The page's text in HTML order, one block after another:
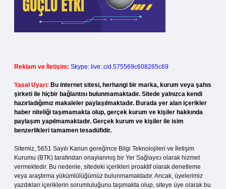
Reklam ve İletişim: Skype: live:.cid.575569c608265c69
Yasal Uyarı: Bu internet sitesi, herhangi bir marka, kurum veya şahıs
şirketi ile hiçbir bağlantısı bulunmamaktadır. Sitede yalnızca kendi
hazırladığımız makaleler paylaşılmaktadır. Burada yer alan içerikler
haber niteliği taşımamakta olup, gerçek kurum ve kişiler hakkında
paylaşım yapılmamaktadır. Gerçek kurum ve kişiler ile isim
benzerlikleri tamamen tesadüfidir.
Sitemiz, 5651 Sayılı Kanun gereğince Bilgi Teknolojileri ve İletişim
Kurumu (BTK) tarafından onaylanmış bir Yer Sağlayıcı olarak hizmet
vermektedir. Bu nedenle, sitedeki içerikleri proaktif olarak denetleme
veya araştırma yükümlülüğümüz bulunmamaktadır. Ancak, üyelerimiz
yazdıkları içeriklerin sorumluluğunu taşımakta olup, siteye üye olarak bu